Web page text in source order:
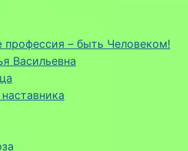
профессия – быть Человеком!
Васильевна